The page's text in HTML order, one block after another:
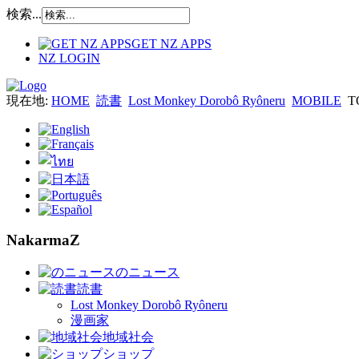
検索...
GET NZ APPS
NZ LOGIN
現在地: HOME 読書 Lost Monkey Dorobô Ryôneru MOBILE
NakarmaZ
のニュース
読書
Lost Monkey Dorobô Ryôneru
漫画家
地域社会
ショップ